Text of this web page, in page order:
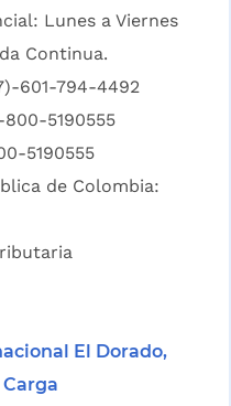
Lunes a Viernes
Continua.
601-794-4492
5190555
5190555
de Colombia:
El Dorado,